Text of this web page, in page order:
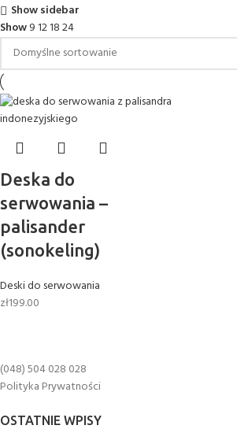
Show sidebar
Show9121824
Deska do
serwowania –
palisander
(sonokeling)
Deski do serwowania
zł199.00
(048) 504 028 028
Polityka Prywatności
OSTATNIE WPISY